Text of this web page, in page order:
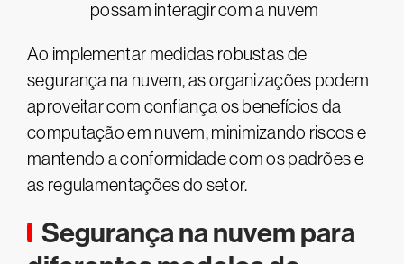
possam interagir com a nuvem​
Ao implementar medidas robustas de
segurança na nuvem, as organizações podem
aproveitar com confiança os benefícios da
computação em nuvem, minimizando riscos e
mantendo a conformidade com os padrões e
as regulamentações do setor.
Segurança na nuvem para